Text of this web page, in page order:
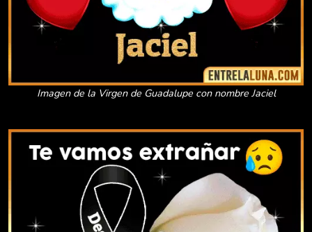
Imagen de la Virgen de Guadalupe con nombre Jaciel